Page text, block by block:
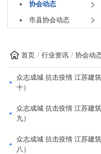
协会动态
市县协会动态
首页 行业资讯 协会动
众志成城 抗击疫情 江苏建
十）
众志成城 抗击疫情 江苏建
九）
众志成城 抗击疫情 江苏建
八）